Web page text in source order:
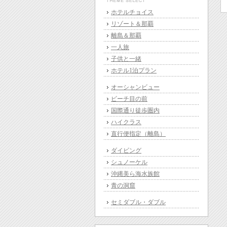
ホテルチョイス
リゾート＆那覇
離島＆那覇
一人旅
子供と一緒
ホテル1泊プラン
オーシャンビュー
ビーチ目の前
国際通り徒歩圏内
ハイクラス
直行便指定（離島）
ダイビング
シュノーケル
沖縄美ら海水族館
青の洞窟
セミダブル・ダブル